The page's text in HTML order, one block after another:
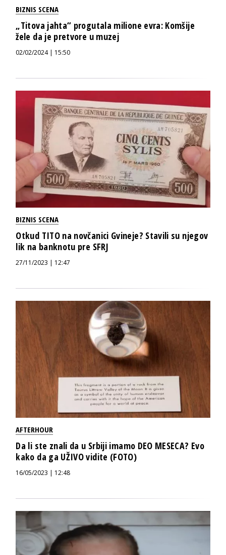
BIZNIS SCENA
„Titova jahta“ progutala milione evra: Komšije
žele da je pretvore u muzej
02/02/2024 | 15:50
BIZNIS SCENA
Otkud TITO na novčanici Gvineje? Stavili su njegov
lik na banknotu pre SFRJ
27/11/2023 | 12:47
AFTERHOUR
Da li ste znali da u Srbiji imamo DEO MESECA? Evo
kako da ga UŽIVO vidite (FOTO)
16/05/2023 | 12:48